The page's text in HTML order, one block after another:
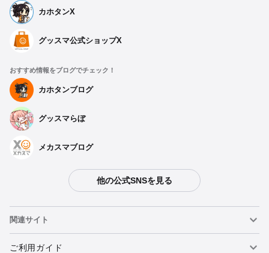
ぬいぐるみ キング
予約期間：2024年12月02日~2025年01月08日まで
予約期間：2024年12月02日~2025年01月08日まで
カホタンX
グッスマ公式ショップX
おすすめ情報をブログでチェック！
カホタンブログ
グッスマらぼ
メカスマブログ
他の公式SNSを見る
関連サイト
ねんどろいど
ご利用ガイド